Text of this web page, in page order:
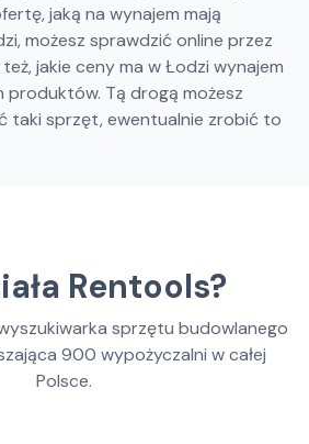
jaką na wynajem mają
możesz sprawdzić online przez
jakie ceny ma w Łodzi wynajem
produktów. Tą drogą możesz
taki sprzęt, ewentualnie zrobić to
Rentools?
sprzętu budowlanego
900 wypożyczalni w całej
Polsce.